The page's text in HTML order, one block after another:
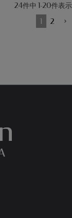
24件中 1-20件表示
1
2